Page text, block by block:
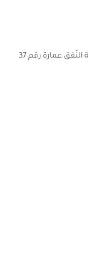
عمارة رقم 37